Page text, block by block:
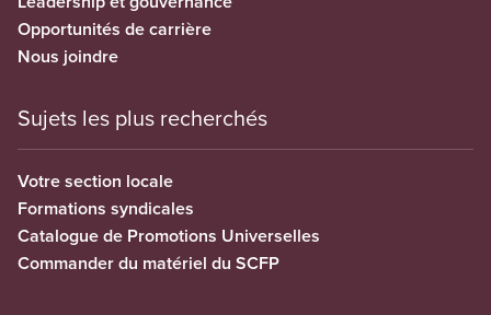
Opportunités de carrière
Nous joindre
Sujets les plus recherchés
Votre section locale
Formations syndicales
Catalogue de Promotions Universelles
Commander du matériel du SCFP